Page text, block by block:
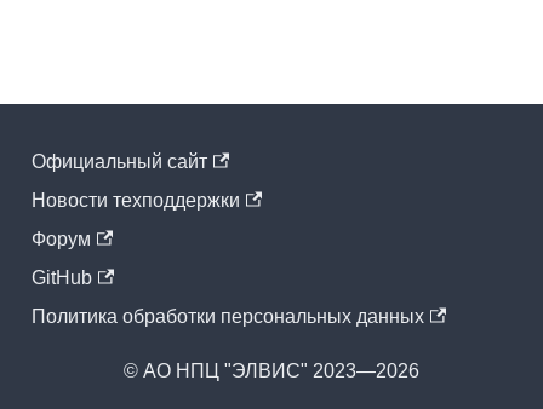
Официальный cайт
Новости техподдержки
Форум
GitHub
Политика обработки персональных данных
© АО НПЦ "ЭЛВИС" 2023—2026